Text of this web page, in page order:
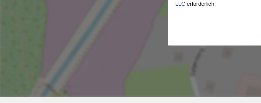
LLC erforderlich.